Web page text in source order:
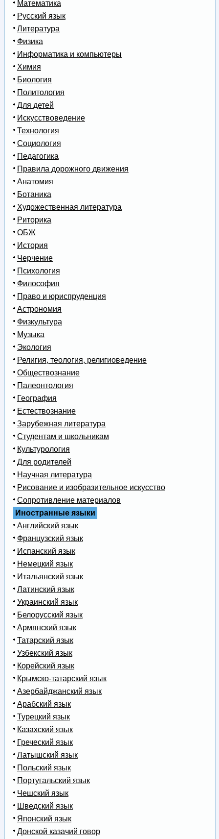
Математика
Русский язык
Литература
Физика
Информатика и компьютеры
Химия
Биология
Политология
Для детей
Искусствоведение
Технология
Социология
Педагогика
Правила дорожного движения
Анатомия
Ботаника
Художественная литература
Риторика
ОБЖ
История
Черчение
Психология
Философия
Право и юриспруденция
Астрономия
Физкультура
Музыка
Экология
Религия, теология, религиоведение
Обществознание
Палеонтология
География
Естествознание
Зарубежная литература
Студентам и школьникам
Культурология
Для родителей
Научная литература
Рисование и изобразительное искусство
Сопротивление материалов
Иностранные языки
Английский язык
Французский язык
Испанский язык
Немецкий язык
Итальянский язык
Латинский язык
Украинский язык
Белорусский язык
Армянский язык
Татарский язык
Узбекский язык
Корейский язык
Крымско-татарский язык
Азербайджанский язык
Арабский язык
Турецкий язык
Казахский язык
Греческий язык
Латышский язык
Польский язык
Португальский язык
Чешский язык
Шведский язык
Японский язык
Донской казачий говор